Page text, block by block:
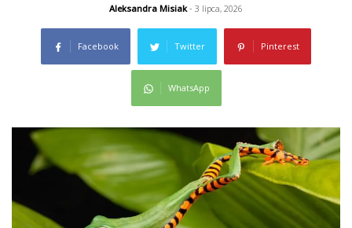
Aleksandra Misiak- 3 lipca, 2026
Facebook Twitter Pinterest
WhatsApp